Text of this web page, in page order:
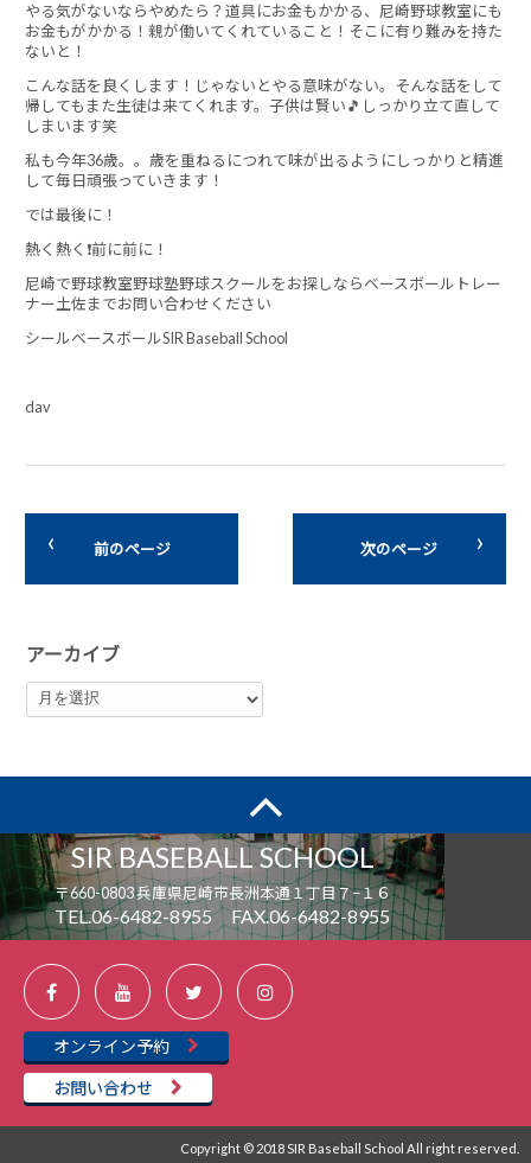
やる気がないならやめたら？道具にお金もかかる、尼崎野球教室にも
お金もがかかる！親が働いてくれていること！そこに有り難みを持た
ないと！
こんな話を良くします！じゃないとやる意味がない。そんな話をして
帰してもまた生徒は来てくれます。子供は賢い🎵しっかり立て直して
しまいます笑
私も今年36歳。。歳を重ねるにつれて味が出るようにしっかりと精進
して毎日頑張っていきます！
では最後に！
熱く熱く❗前に前に！
尼崎で野球教室野球塾野球スクールをお探しならベースボールトレー
ナー土佐までお問い合わせください
シールベースボールSIR Baseball School
dav
前のページ 次のページ
アーカイブ
SIR BASEBALL SCHOOL
〒660-0803 兵庫県尼崎市長洲本通１丁目７−１６
TEL.06-6482-8955 FAX.06-6482-8955
オンライン予約
お問い合わせ
Copyright © 2018 SIR Baseball School All right reserved.